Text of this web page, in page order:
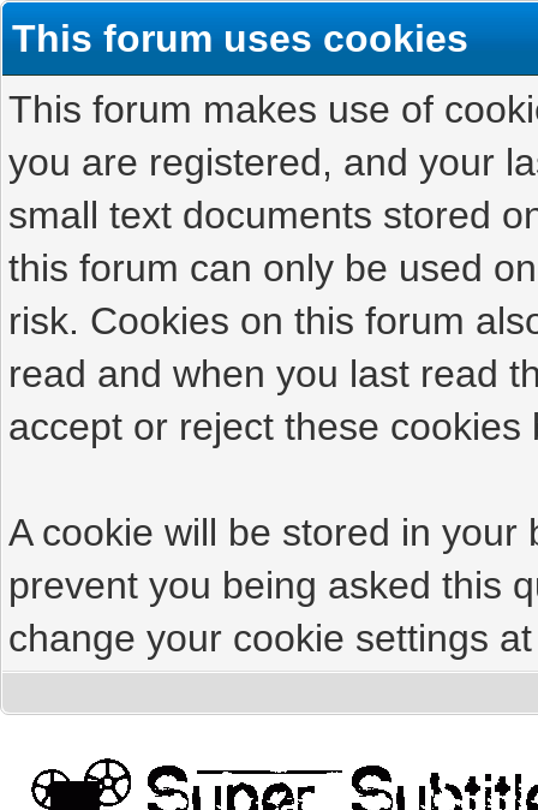
This forum uses cookies
This forum makes use of
you are registered, and your
small text documents stored
this forum can only be used
risk. Cookies on this forum
read and when you last read
accept or reject these cookies
A cookie will be stored in
prevent you being asked this
change your cookie settings